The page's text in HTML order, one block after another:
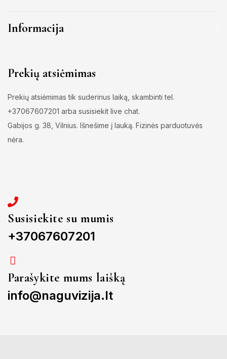
Informacija
Prekių atsiėmimas
Prekių atsiėmimas tik suderinus laiką, skambinti tel.
+37067607201 arba susisiekit live chat.
Gabijos g. 38, Vilnius. Išnešime į lauką. Fizinės parduotuvės
nėra.
Susisiekite su mumis
+37067607201
Parašykite mums laišką
info@naguvizija.lt